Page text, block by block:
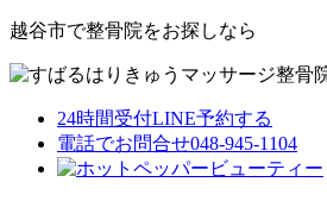
越谷市で整骨院をお探しなら
24時間受付LINE予約する
電話でお問合せ048-945-1104